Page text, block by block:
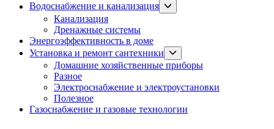
Водоснабжение и канализация
Show
sub
Канализация
Дренажные системы
Энергоэффективность в доме
Установка и ремонт сантехники
sub
menu
Домашние хозяйственные приборы
Разное
Электроснабжение и электроустановки
Полезное
Газоснабжение и газовые технологии